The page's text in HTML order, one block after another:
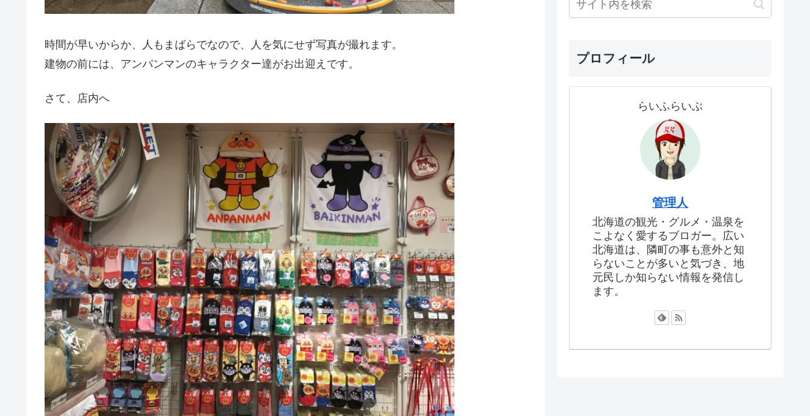
時間が早いからか、人もまばらでなので、人を気にせず写真が撮れます。
建物の前には、アンパンマンのキャラクター達がお出迎えです。
さて、店内へ
プロフィール
らいふらいぶ
管理人
北海道の観光・グルメ・温泉を
こよなく愛するブロガー。広い
北海道は、隣町の事も意外と知
らないことが多いと気づき、地
元民しか知らない情報を発信し
ます。